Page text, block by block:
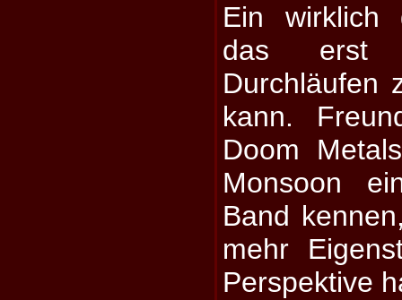
Ein wirklich
das erst
Durchläufen
kann.
Doom
Monsoon
Band
mehr
Perspektive